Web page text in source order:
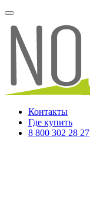
Контакты
Где купить
8 800 302 28 27